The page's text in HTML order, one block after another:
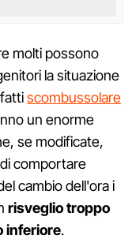
molti possono
la situazione
scombussolare
un enorme
se modificate,
comportare
cambio dell'ora i
risveglio troppo
inferiore.